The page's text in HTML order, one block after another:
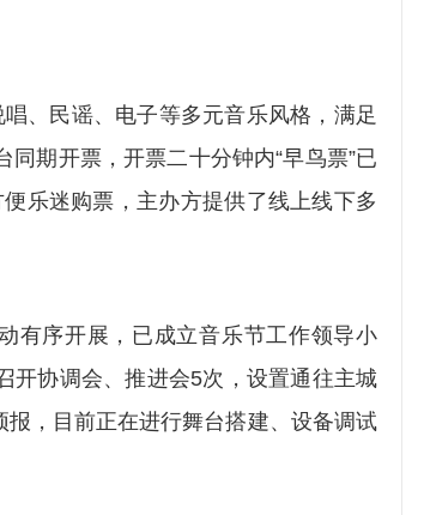
、民谣、电子等多元音乐风格，满足
期开票，开票二十分钟内“早鸟票”已
乐迷购票，主办方提供了线上线下多
序开展，已成立音乐节工作领导小
开协调会、推进会5次，设置通往主城
，目前正在进行舞台搭建、设备调试